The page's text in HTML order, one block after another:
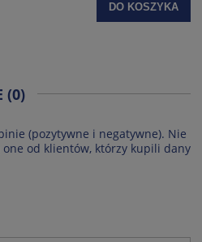
DO KOSZYKA
(0)
(pozytywne i negatywne). Nie
od klientów, którzy kupili dany